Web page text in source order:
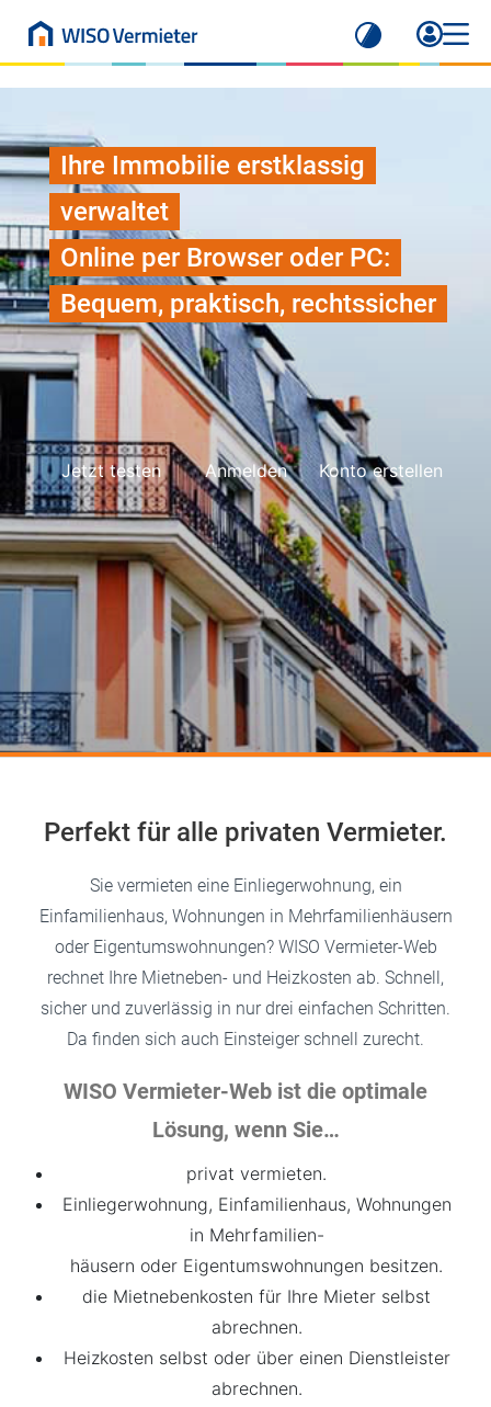
Ihre Immobilie erstklassig
verwaltet
Online per Browser oder PC:
Bequem, praktisch, rechtssicher
Jetzt testen Anmelden Konto erstellen
Perfekt für alle privaten Vermieter.
Sie vermieten eine Einliegerwohnung, ein
Einfamilienhaus, Wohnungen in Mehrfamilienhäusern
oder Eigentumswohnungen? WISO Vermieter-Web
rechnet Ihre Mietneben- und Heizkosten ab. Schnell,
sicher und zuverlässig in nur drei einfachen Schritten.
Da finden sich auch Einsteiger schnell zurecht.
WISO Vermieter-Web ist die optimale
Lösung, wenn Sie…
privat vermieten.
Einliegerwohnung, Einfamilienhaus, Wohnungen
in Mehrfamilien-
häusern oder Eigentumswohnungen besitzen.
die Mietnebenkosten für Ihre Mieter selbst
abrechnen.
Heizkosten selbst oder über einen Dienstleister
abrechnen.